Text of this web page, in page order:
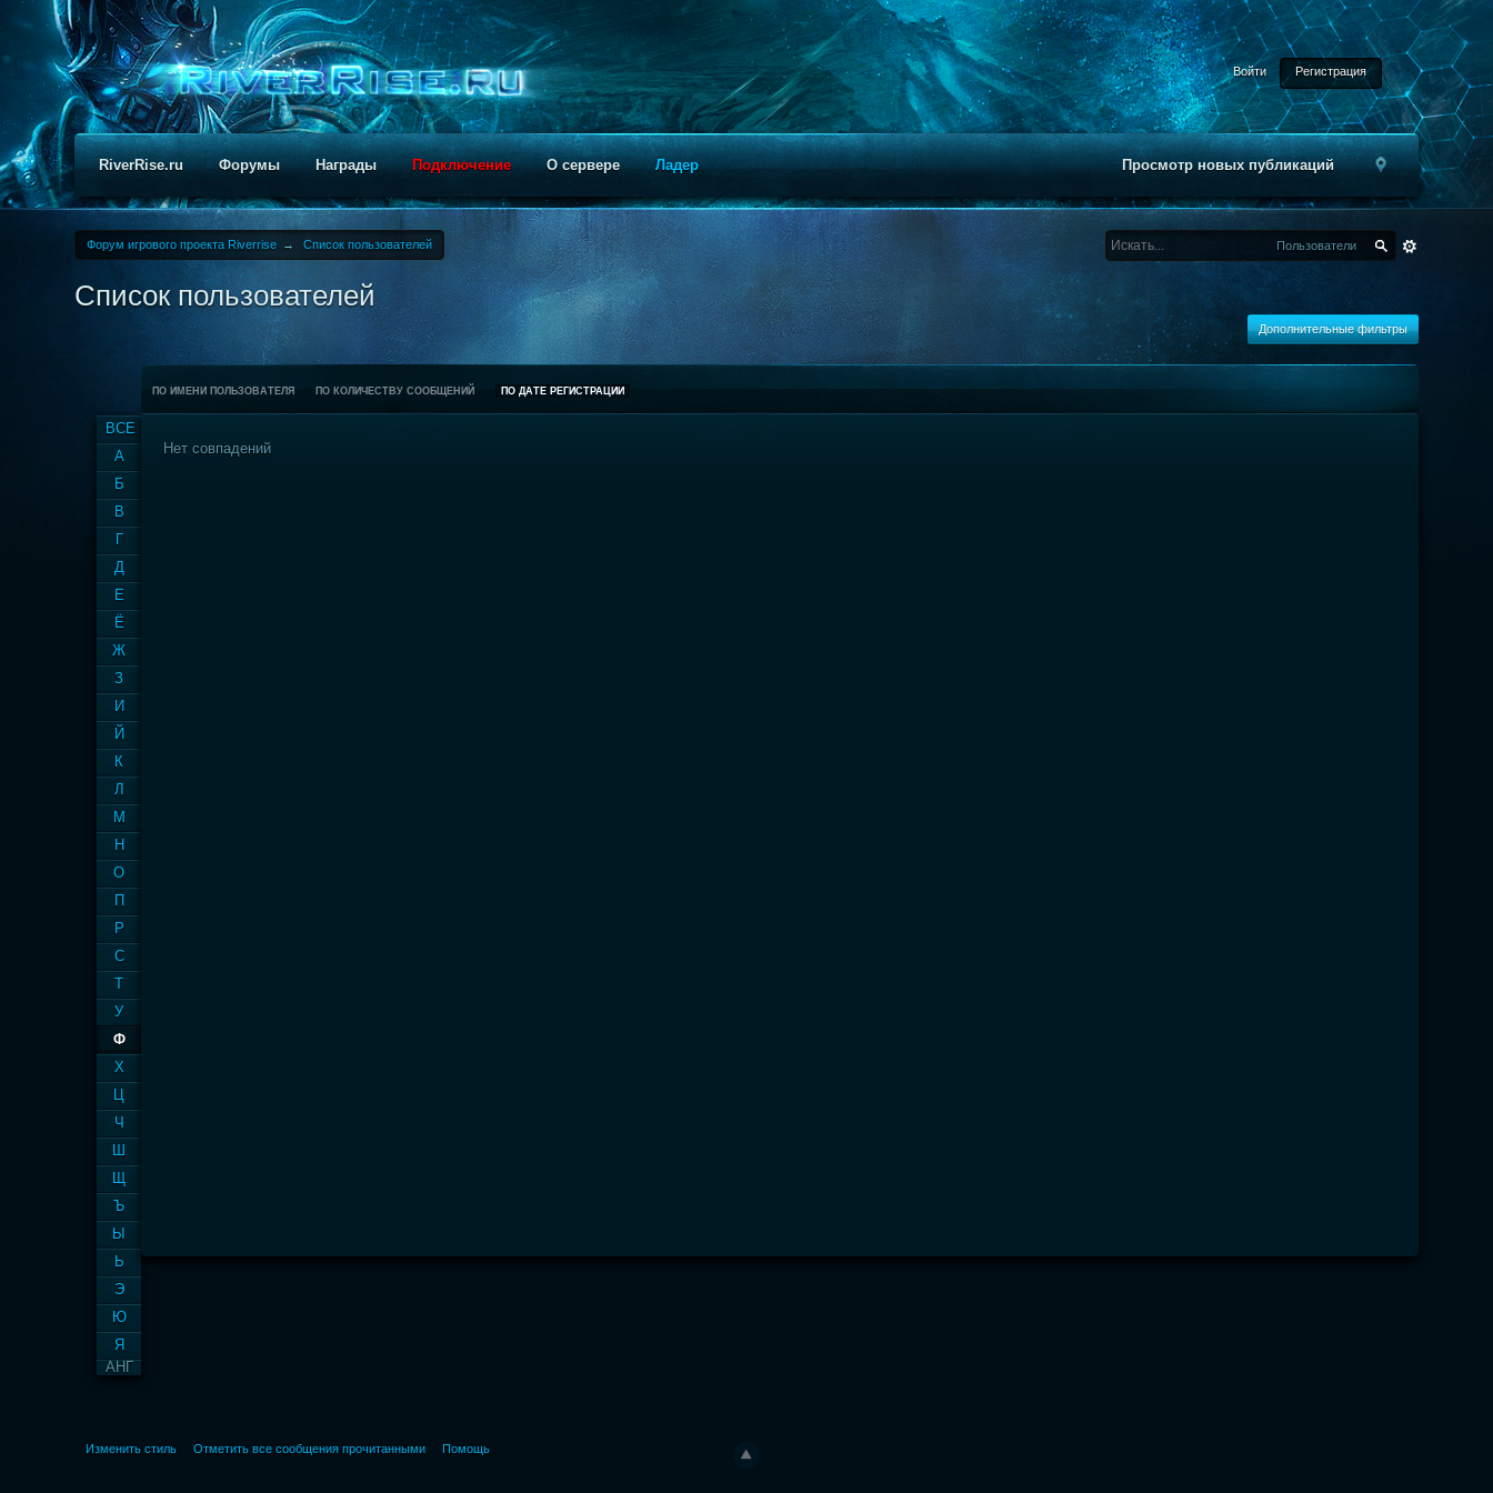
Войти Регистрация
Просмотр новых публикаций
RiverRise.ru Форумы Награды Подключение О сервере Ладер
Форум игрового проекта Riverrise → Список пользователей Пользователи
Список пользователей
Дополнительные фильтры
ВСЕ
А
Б
В
Г
Д
Е
Ё
Ж
З
И
Й
К
Л
М
Н
О
П
Р
С
Т
У
Ф
Х
Ц
Ч
Ш
Щ
Ъ
Ы
Ь
Э
Ю
Я
АНГ
ПО ИМЕНИ ПОЛЬЗОВАТЕЛЯ ПО КОЛИЧЕСТВУ СООБЩЕНИЙ ПО ДАТЕ РЕГИСТРАЦИИ
Нет совпадений
Изменить стиль Отметить все сообщения прочитанными Помощь